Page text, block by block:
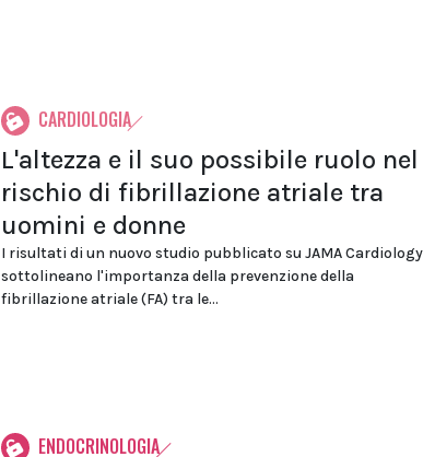
CARDIOLOGIA
L'altezza e il suo possibile ruolo nel
rischio di fibrillazione atriale tra
uomini e donne
I risultati di un nuovo studio pubblicato su JAMA Cardiology
sottolineano l'importanza della prevenzione della
fibrillazione atriale (FA) tra le...
ENDOCRINOLOGIA